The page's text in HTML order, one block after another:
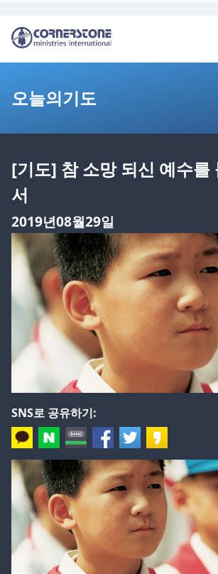
오늘의기도
[기도] 참 소망 되신 예수를
서
2019년08월29일
SNS로 공유하기: